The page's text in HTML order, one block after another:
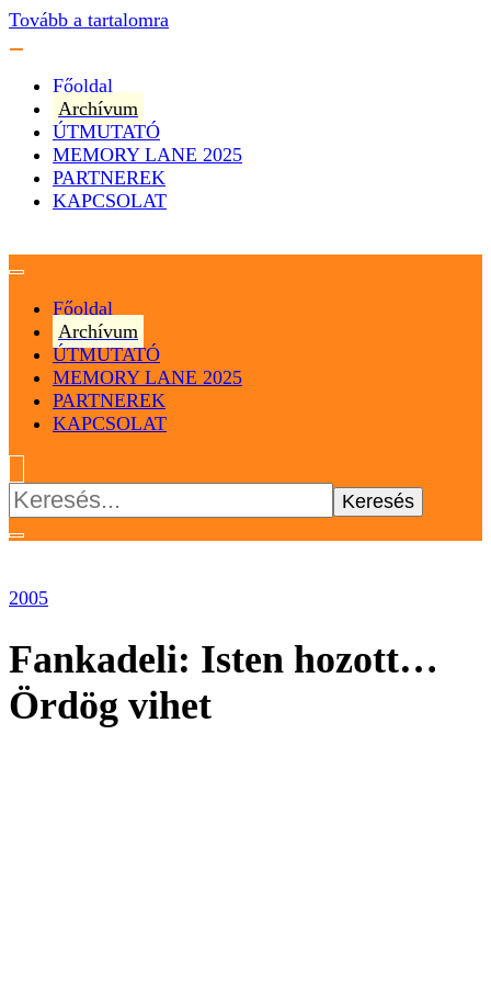
Tovább a tartalomra
Főoldal
Archívum
ÚTMUTATÓ
MEMORY LANE 2025
PARTNEREK
KAPCSOLAT
Magyar Hip Hop Archívum
Magyarország
Főoldal
Archívum
ÚTMUTATÓ
MEMORY LANE 2025
PARTNEREK
KAPCSOLAT
Keresés:
2005
Fankadeli: Isten hozott…
Ördög vihet